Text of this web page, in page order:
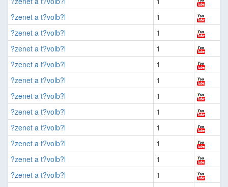
?zenet a t?volb?l
1
?zenet a t?volb?l
1
?zenet a t?volb?l
1
?zenet a t?volb?l
1
?zenet a t?volb?l
1
?zenet a t?volb?l
1
?zenet a t?volb?l
1
?zenet a t?volb?l
1
?zenet a t?volb?l
1
?zenet a t?volb?l
1
?zenet a t?volb?l
1